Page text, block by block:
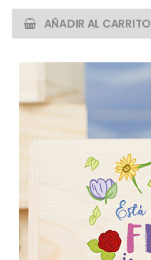
AÑADIR AL CARRITO